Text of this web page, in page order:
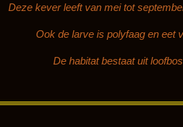
Deze kever leeft van mei tot
Ook de larve is polyfaag en eet
De habitat bestaat uit